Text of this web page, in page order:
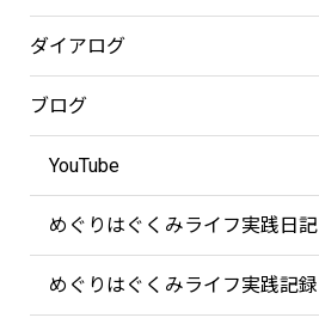
ダイアログ
ブログ
YouTube
めぐりはぐくみライフ実践日記
めぐりはぐくみライフ実践記録